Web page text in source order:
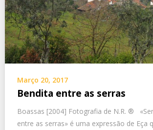
Março 20, 2017
Bendita entre as serras
Boassas [2004] Fotografia de N.R. ®
entre as serras» é uma expressão de Eça